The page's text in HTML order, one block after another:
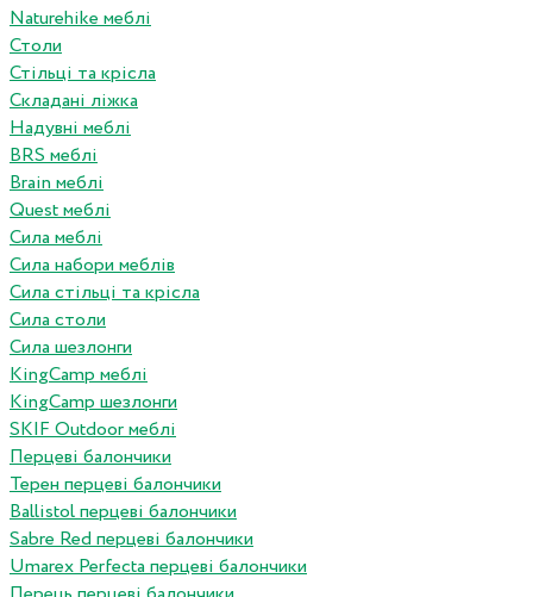
Naturehike меблі
Столи
Стільці та крісла
Складані ліжка
Надувні меблі
BRS меблі
Brain меблі
Quest меблі
Сила меблі
Сила набори меблів
Сила стільці та крісла
Сила столи
Сила шезлонги
KingCamp меблі
KingCamp шезлонги
SKIF Outdoor меблі
Перцеві балончики
Терен перцеві балончики
Ballistol перцеві балончики
Sabre Red перцеві балончики
Umarex Perfecta перцеві балончики